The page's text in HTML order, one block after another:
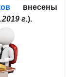
внесены
г.).